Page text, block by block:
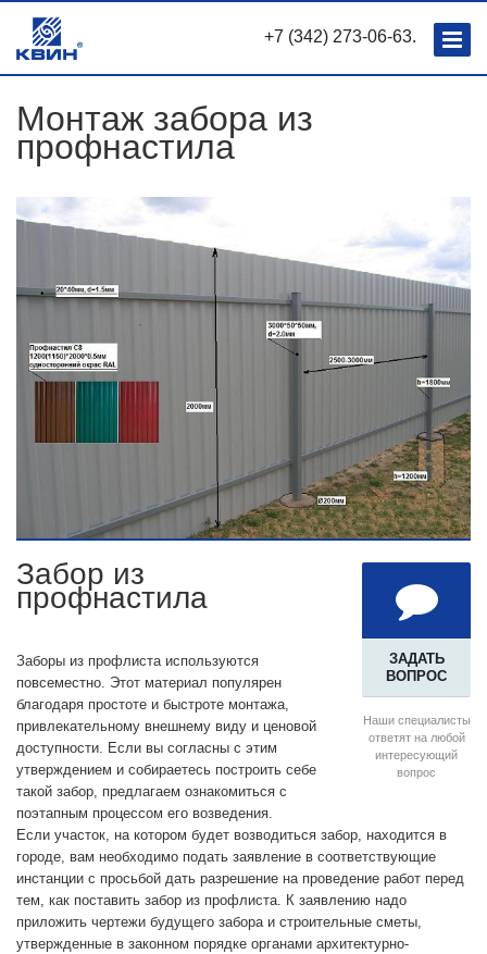
+7 (342) 273-06-63.
Монтаж забора из
профнастила
ЗАДАТЬ
ВОПРОС
Наши специалисты
ответят на любой
интересующий
вопрос
Забор из
профнастила
Заборы из профлиста используются
повсеместно. Этот материал популярен
благодаря простоте и быстроте монтажа,
привлекательному внешнему виду и ценовой
доступности. Если вы согласны с этим
утверждением и собираетесь построить себе
такой забор, предлагаем ознакомиться с
поэтапным процессом его возведения.
Если участок, на котором будет возводиться забор, находится в
городе, вам необходимо подать заявление в соответствующие
инстанции с просьбой дать разрешение на проведение работ перед
тем, как поставить забор из профлиста. К заявлению надо
приложить чертежи будущего забора и строительные сметы,
утвержденные в законном порядке органами архитектурно-